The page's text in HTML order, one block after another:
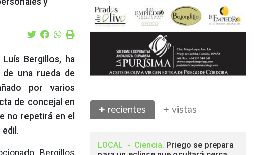
Bergillos, ha
una rueda de
por varios
de concejal en
no repetirá en el
Bergillos
+ recientes + vistas
LOCAL - Ciencia. Priego se prepara